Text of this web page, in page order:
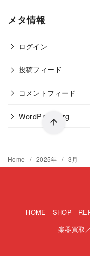
メタ情報
ログイン
投稿フィード
コメントフィード
WordPress.org
Home 2025年 3月
HOME SHOP
楽器買取